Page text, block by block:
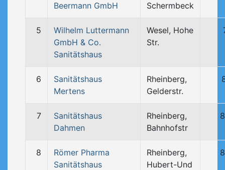
Beermann GmbH
Schermbeck
5
Wilhelm Luttermann
GmbH & Co.
Sanitätshaus
Wesel, Hohe
Str.
6
Sanitätshaus
Mertens
Rheinberg,
Gelderstr.
7
Sanitätshaus
Dahmen
Rheinberg,
Bahnhofstr
8
Römer Pharma
Sanitätshaus
Rheinberg,
Hubert-Und